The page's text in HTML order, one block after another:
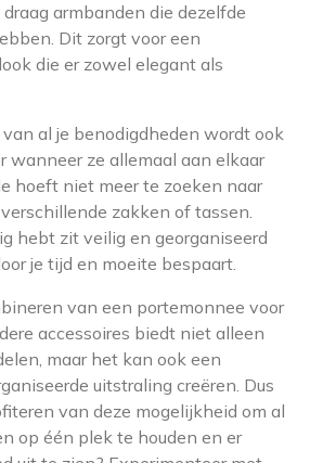
armbanden die dezelfde
Dit zorgt voor een
die er zowel elegant als
al je benodigdheden wordt ook
wanneer ze allemaal aan elkaar
hoeft niet meer te zoeken naar
zakken of tassen.
hebt zit veilig en georganiseerd
je tijd en moeite bespaart.
van een portemonnee voor
accessoires biedt niet alleen
maar het kan ook een
uitstraling creëren. Dus
van deze mogelijkheid om al
op één plek te houden en er